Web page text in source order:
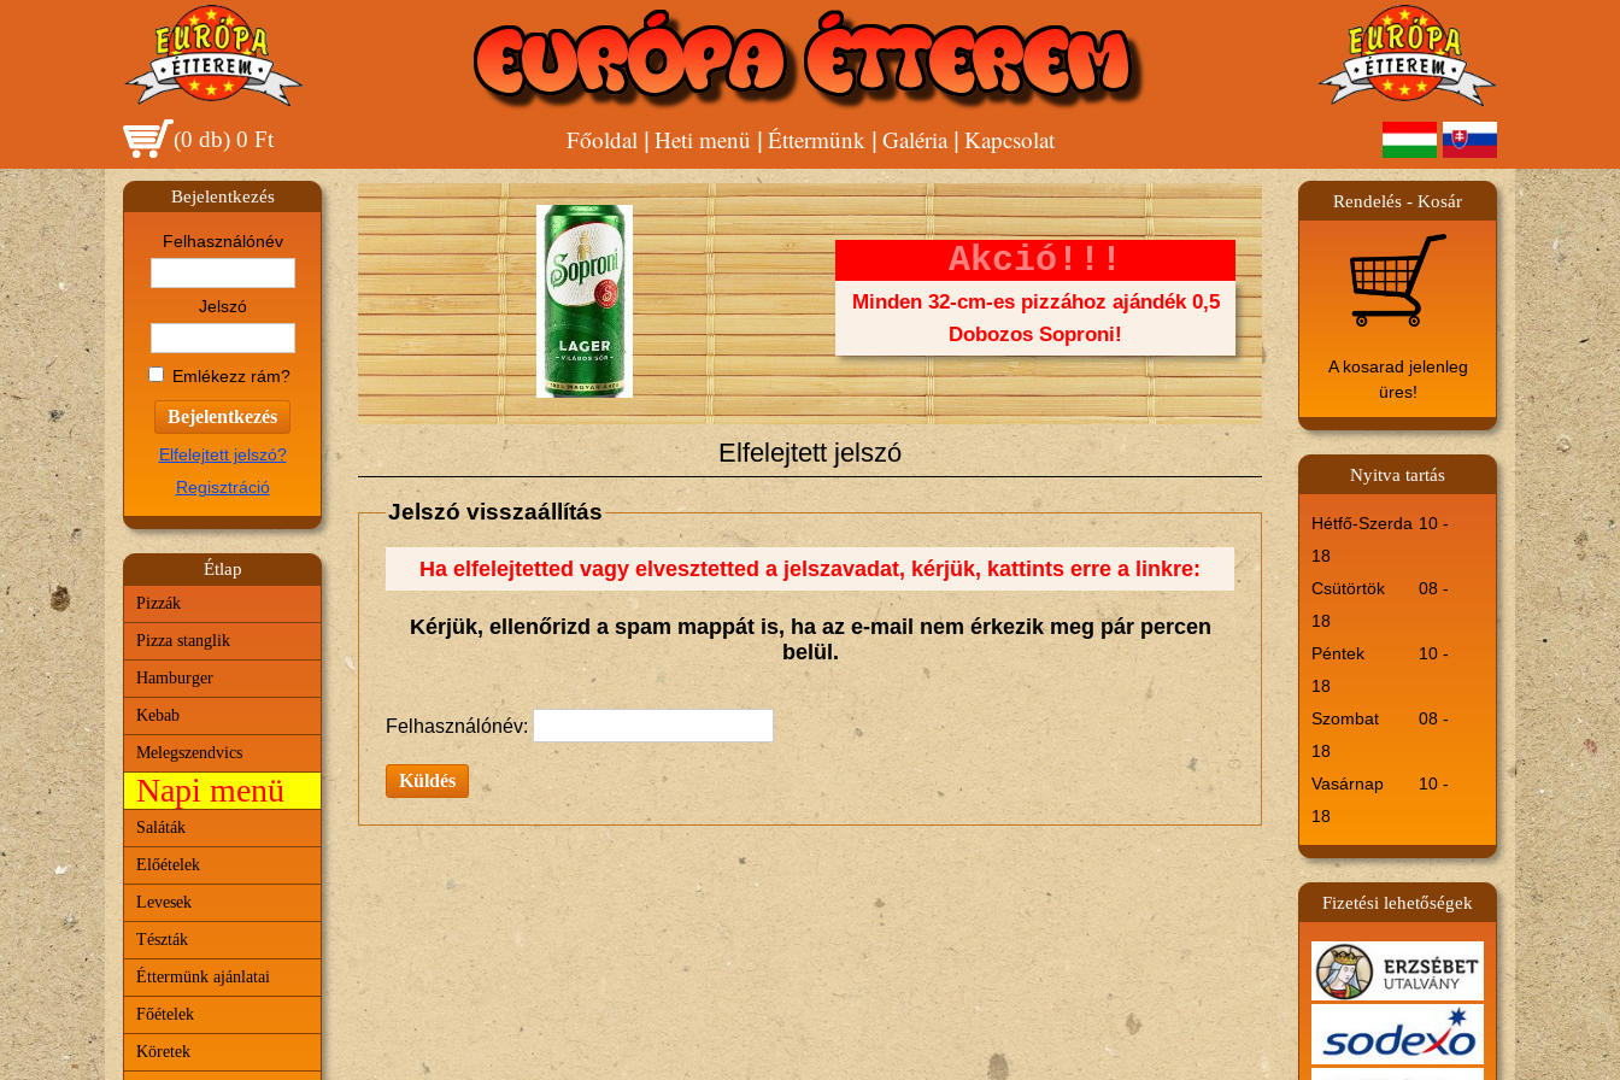
(0 db) 0 Ft Főoldal Heti menü Éttermünk Galéria Kapcsolat
Bejelentkezés
Felhasználónév
Jelszó
Emlékezz rám?
Elfelejtett jelszó?
Regisztráció
Étlap
Pizzák
Pizza stanglik
Hamburger
Kebab
Melegszendvics
Napi menü
Saláták
Előételek
Levesek
Tészták
Éttermünk ajánlatai
Főételek
Köretek
Akció!!!
Minden 32-cm-es pizzához ajándék 0,5
Dobozos Soproni!
Elfelejtett jelszó
Jelszó visszaállítás
Ha elfelejtetted vagy elvesztetted a jelszavadat, kérjük, kattints erre a linkre:
Kérjük, ellenőrizd a spam mappát is, ha az e-mail nem érkezik meg pár percen
belül.
Felhasználónév:
Rendelés - Kosár
A kosarad jelenleg
üres!
Nyitva tartás
Hétfő-Szerda 10 -
18
Csütörtök
08 -
18
Péntek
10 -
18
Szombat
08 -
18
Vasárnap
10 -
18
Fizetési lehetőségek